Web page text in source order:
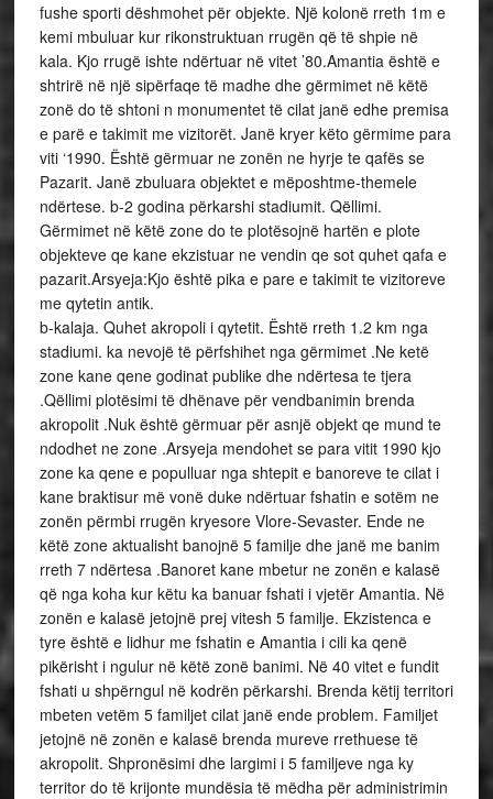
fushe sporti dëshmohet për objekte. Një kolonë rreth 1m e
kemi mbuluar kur rikonstruktuan rrugën që të shpie në
kala. Kjo rrugë ishte ndërtuar në vitet ’80.Amantia është e
shtrirë në një sipërfaqe të madhe dhe gërmimet në këtë
zonë do të shtoni n monumentet të cilat janë edhe premisa
e parë e takimit me vizitorët. Janë kryer këto gërmime para
viti ‘1990. Është gërmuar ne zonën ne hyrje te qafës se
Pazarit. Janë zbuluara objektet e mëposhtme-themele
ndërtese. b-2 godina përkarshi stadiumit. Qëllimi.
Gërmimet në këtë zone do te plotësojnë hartën e plote
objekteve qe kane ekzistuar ne vendin qe sot quhet qafa e
pazarit.Arsyeja:Kjo është pika e pare e takimit te vizitoreve
me qytetin antik.
b-kalaja. Quhet akropoli i qytetit. Është rreth 1.2 km nga
stadiumi. ka nevojë të përfshihet nga gërmimet .Ne ketë
zone kane qene godinat publike dhe ndërtesa te tjera
.Qëllimi plotësimi të dhënave për vendbanimin brenda
akropolit .Nuk është gërmuar për asnjë objekt qe mund te
ndodhet ne zone .Arsyeja mendohet se para vitit 1990 kjo
zone ka qene e populluar nga shtepit e banoreve te cilat i
kane braktisur më vonë duke ndërtuar fshatin e sotëm ne
zonën përmbi rrugën kryesore Vlore-Sevaster. Ende ne
këtë zone aktualisht banojnë 5 familje dhe janë me banim
rreth 7 ndërtesa .Banoret kane mbetur ne zonën e kalasë
që nga koha kur këtu ka banuar fshati i vjetër Amantia. Në
zonën e kalasë jetojnë prej vitesh 5 familje. Ekzistenca e
tyre është e lidhur me fshatin e Amantia i cili ka qenë
pikërisht i ngulur në këtë zonë banimi. Në 40 vitet e fundit
fshati u shpërngul në kodrën përkarshi. Brenda këtij territori
mbeten vetëm 5 familjet cilat janë ende problem. Familjet
jetojnë në zonën e kalasë brenda mureve rrethuese të
akropolit. Shpronësimi dhe largimi i 5 familjeve nga ky
territor do të krijonte mundësia të mëdha për administrimin